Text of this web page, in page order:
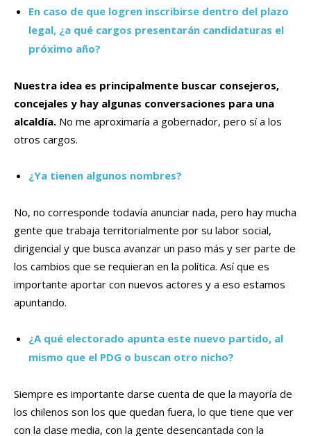
En caso de que logren inscribirse dentro del plazo
legal, ¿a qué cargos presentarán candidaturas el
próximo año?
Nuestra idea es principalmente buscar consejeros,
concejales y hay algunas conversaciones para una
alcaldía. No me aproximaría a gobernador, pero sí a los
otros cargos.
¿Ya tienen algunos nombres?
No, no corresponde todavía anunciar nada, pero hay mucha
gente que trabaja territorialmente por su labor social,
dirigencial y que busca avanzar un paso más y ser parte de
los cambios que se requieran en la política. Así que es
importante aportar con nuevos actores y a eso estamos
apuntando.
¿A qué electorado apunta este nuevo partido, al
mismo que el PDG o buscan otro nicho?
Siempre es importante darse cuenta de que la mayoría de
los chilenos son los que quedan fuera, lo que tiene que ver
con la clase media, con la gente desencantada con la